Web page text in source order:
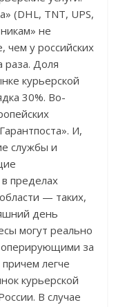
(DHL, TNT, UPS,
не
чем у российских
раза. Доля
курьерской
30%. Во-
И,
службы и
пределах
— таких,
день
могут реально
оперирующими за
легче
курьерской
В случае